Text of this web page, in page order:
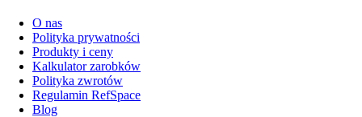
O nas
Polityka prywatności
Produkty i ceny
Kalkulator zarobków
Polityka zwrotów
Regulamin RefSpace
Blog